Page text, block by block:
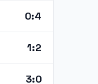
0:4
1:2
3:0